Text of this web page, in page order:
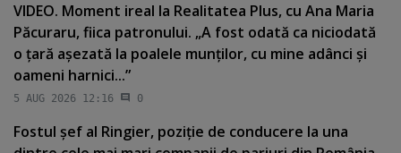
VIDEO. Moment ireal la Realitatea Plus, cu Ana Maria
Păcuraru, fiica patronului. „A fost odată ca niciodată
o ţară aşezată la poalele munţilor, cu mine adânci şi
oameni harnici...”
5 AUG 2026 12:16 0
Fostul şef al Ringier, poziţie de conducere la una